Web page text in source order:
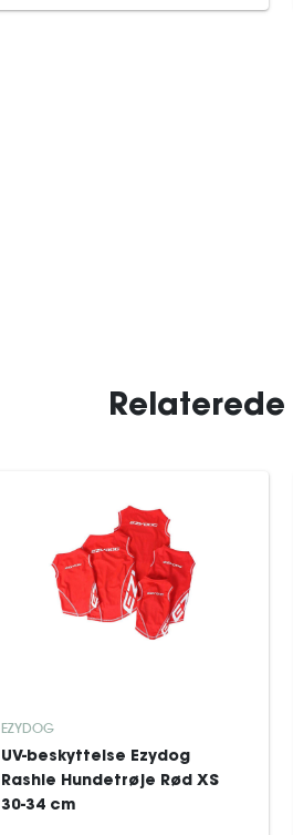
EZYDOG
UV-beskyttelse Ezydog
Rashie Hundetrøje Rød XS
30-34 cm